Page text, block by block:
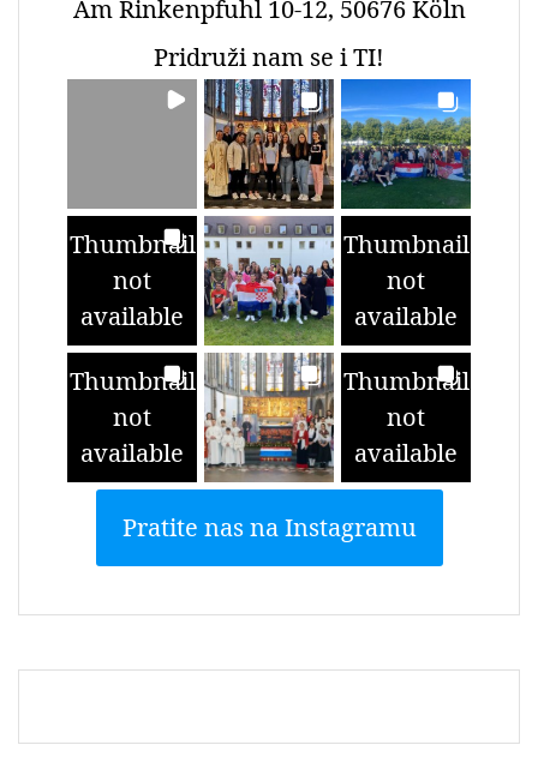
Am Rinkenpfuhl 10-12, 50676 Köln
Pridruži nam se i TI!
Thumbnail
not
available
Thumbnail
not
available
Thumbnail
not
available
Thumbnail
not
available
Pratite nas na Instagramu